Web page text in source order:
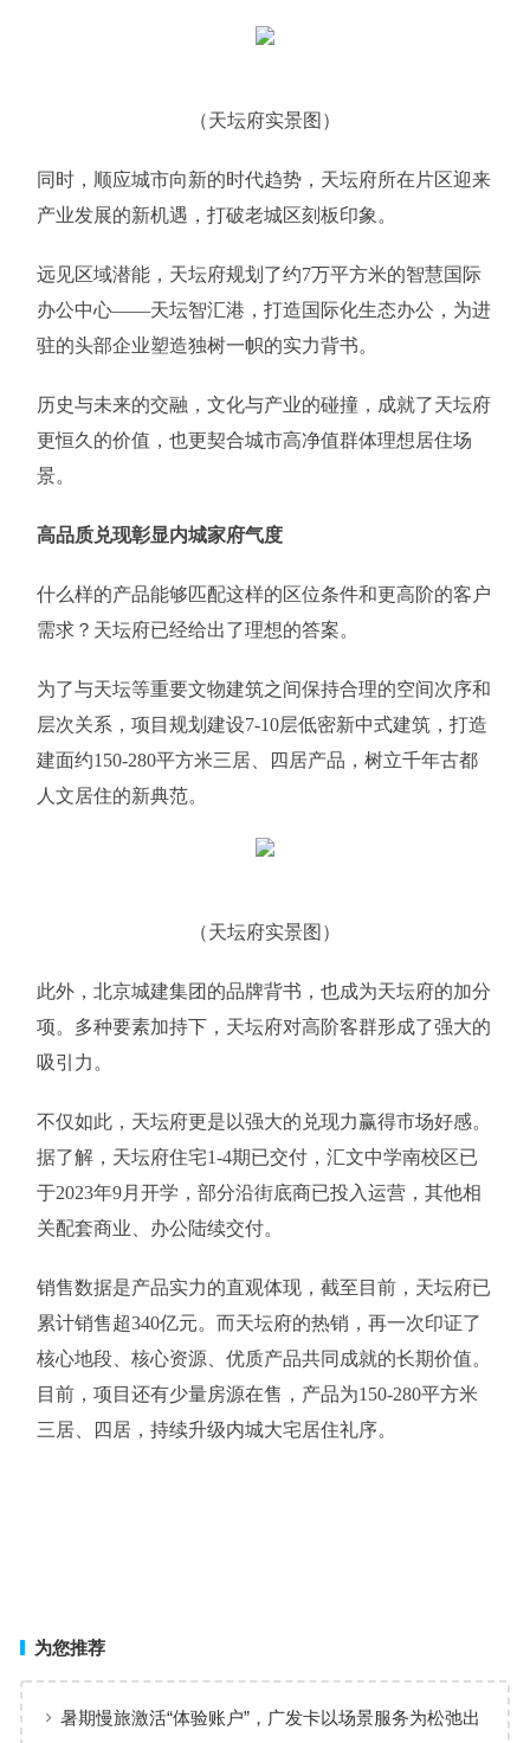
（天坛府实景图）
同时，顺应城市向新的时代趋势，天坛府所在片区迎来
产业发展的新机遇，打破老城区刻板印象。
远见区域潜能，天坛府规划了约7万平方米的智慧国际
办公中心——天坛智汇港，打造国际化生态办公，为进
驻的头部企业塑造独树一帜的实力背书。
历史与未来的交融，文化与产业的碰撞，成就了天坛府
更恒久的价值，也更契合城市高净值群体理想居住场
景。
高品质兑现彰显内城家府气度
什么样的产品能够匹配这样的区位条件和更高阶的客户
需求？天坛府已经给出了理想的答案。
为了与天坛等重要文物建筑之间保持合理的空间次序和
层次关系，项目规划建设7-10层低密新中式建筑，打造
建面约150-280平方米三居、四居产品，树立千年古都
人文居住的新典范。
（天坛府实景图）
此外，北京城建集团的品牌背书，也成为天坛府的加分
项。多种要素加持下，天坛府对高阶客群形成了强大的
吸引力。
不仅如此，天坛府更是以强大的兑现力赢得市场好感。
据了解，天坛府住宅1-4期已交付，汇文中学南校区已
于2023年9月开学，部分沿街底商已投入运营，其他相
关配套商业、办公陆续交付。
销售数据是产品实力的直观体现，截至目前，天坛府已
累计销售超340亿元。而天坛府的热销，再一次印证了
核心地段、核心资源、优质产品共同成就的长期价值。
目前，项目还有少量房源在售，产品为150-280平方米
三居、四居，持续升级内城大宅居住礼序。
为您推荐
暑期慢旅激活“体验账户”，广发卡以场景服务为松弛出